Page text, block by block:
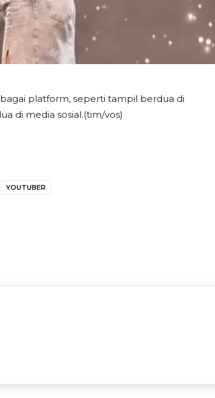
platform, seperti tampil berdua di
di media sosial.(tim/vos)
YOUTUBER